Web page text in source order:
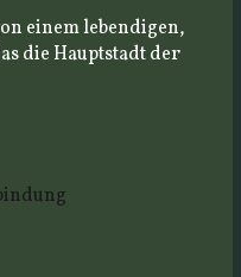
einem lebendigen,
die Hauptstadt der